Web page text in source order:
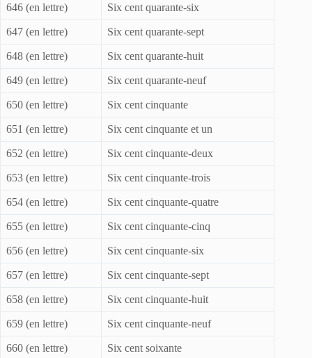
646 (en lettre) Six cent quarante-six
647 (en lettre) Six cent quarante-sept
648 (en lettre) Six cent quarante-huit
649 (en lettre) Six cent quarante-neuf
650 (en lettre) Six cent cinquante
651 (en lettre) Six cent cinquante et un
652 (en lettre) Six cent cinquante-deux
653 (en lettre) Six cent cinquante-trois
654 (en lettre) Six cent cinquante-quatre
655 (en lettre) Six cent cinquante-cinq
656 (en lettre) Six cent cinquante-six
657 (en lettre) Six cent cinquante-sept
658 (en lettre) Six cent cinquante-huit
659 (en lettre) Six cent cinquante-neuf
660 (en lettre) Six cent soixante